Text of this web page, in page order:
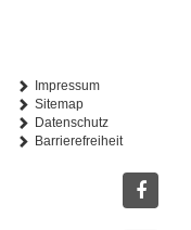
Impressum
Sitemap
Datenschutz
Barrierefreiheit